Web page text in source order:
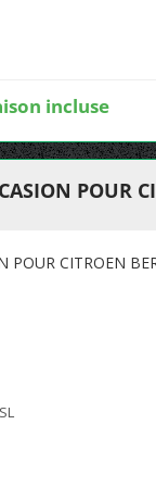
incluse
POUR
POUR CITROEN